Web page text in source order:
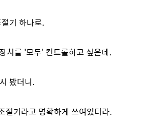
기 하나로.
치를 '모두' 컨트롤하고 싶은데.
봤더니.
절기라고 명확하게 쓰여있더라.